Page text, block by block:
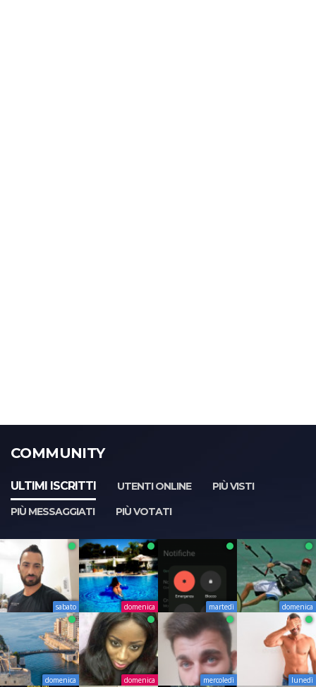
COMMUNITY
ULTIMI ISCRITTI UTENTI ONLINE
PIÙ VISTI
PIÙ MESSAGGIATI
PIÙ VOTATI
sabato domenica martedì domenica
domenica domenica mercoledì lunedì